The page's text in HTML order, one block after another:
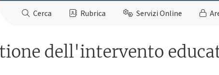
Cerca Rubrica Servizi Online
dell'intervento